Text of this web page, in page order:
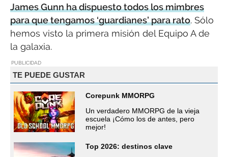
James Gunn ha dispuesto todos los mimbres
para que tengamos ‘guardianes’ para rato. Sólo
hemos visto la primera misión del Equipo A de
la galaxia.
PUBLICIDAD
TE PUEDE GUSTAR
Corepunk MMORPG
Un verdadero MMORPG de la vieja
escuela ¡Cómo los de antes, pero
mejor!
Top 2026: destinos clave